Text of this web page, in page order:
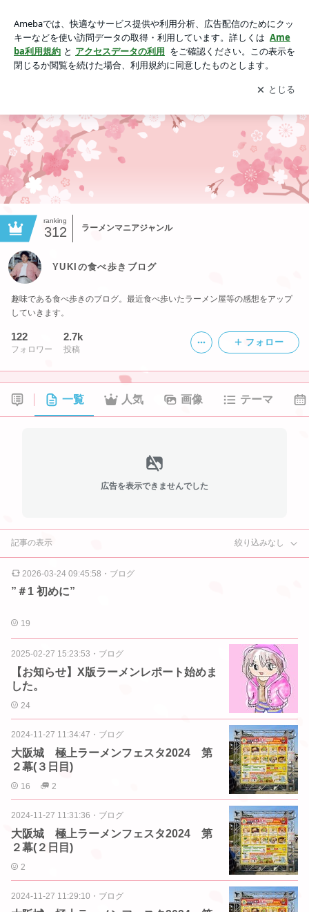
アプリをダウンロードして ブログの更新通知
を受け取りまし
ょう。
開く
ranking
312 ラーメンマニアジャンル
YUKIの食べ歩きブログ
趣味である食べ歩きのブログ。最近食べ歩いたラーメン屋等の感想をアップ
していきます。
122
フォロワー
2.7k
投稿
フォロー
一覧 人気 画像 テーマ
広告を表示できませんでした
記事の表示 絞り込みなし
2026-03-24 09:45:58 ・ ブログ
”＃1 初めに”
19
2025-02-27 15:23:53 ・ ブログ
【お知らせ】X版ラーメンレポート始めま
した。
24
2024-11-27 11:34:47 ・ ブログ
大阪城 極上ラーメンフェスタ2024 第
２幕(３日目)
16 2
2024-11-27 11:31:36 ・ ブログ
大阪城 極上ラーメンフェスタ2024 第
２幕(２日目)
2
2024-11-27 11:29:10 ・ ブログ